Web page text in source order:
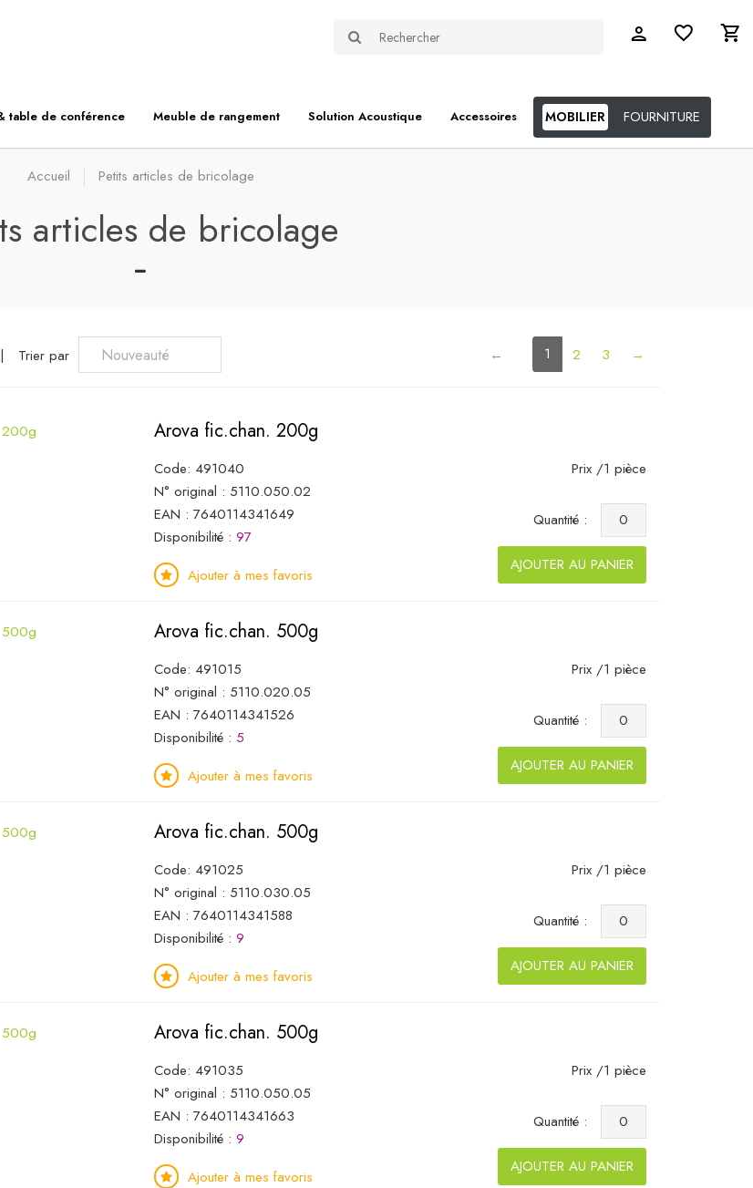
table de conférence Meuble de rangement Solution Acoustique Accessoires MOBILIER FOURNITURE
Accueil Petits articles de bricolage
articles de bricolage
| Trier par ← 1 (current)
2 3 →
Arova fic.chan. 200g
Code: 491040
N° original : 5110.050.02
EAN : 7640114341649
Disponibilité : 97
Ajouter à mes favoris
Prix /1 pièce
Quantité :
AJOUTER AU PANIER
Arova fic.chan. 500g
Code: 491015
N° original : 5110.020.05
EAN : 7640114341526
Disponibilité : 5
Ajouter à mes favoris
Prix /1 pièce
Quantité :
AJOUTER AU PANIER
Arova fic.chan. 500g
Code: 491025
N° original : 5110.030.05
EAN : 7640114341588
Disponibilité : 9
Ajouter à mes favoris
Prix /1 pièce
Quantité :
AJOUTER AU PANIER
Arova fic.chan. 500g
Code: 491035
N° original : 5110.050.05
EAN : 7640114341663
Disponibilité : 9
Ajouter à mes favoris
Prix /1 pièce
Quantité :
AJOUTER AU PANIER